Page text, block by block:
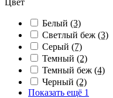
Цвет
Белый (3)
Светлый беж (3)
Серый (7)
Темный (2)
Темный беж (4)
Черный (2)
Показать ещё 1